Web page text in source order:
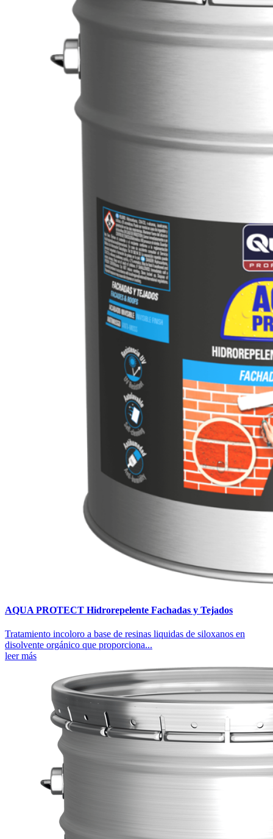
AQUA PROTECT Hidrorepelente Fachadas y Tejados
Tratamiento incoloro a base de resinas liquidas de siloxanos en
disolvente orgánico que proporciona...
leer más